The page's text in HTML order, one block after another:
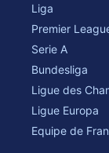
Liga
Premier
Serie A
Bundesliga
Ligue des
Ligue Europa
Equipe de